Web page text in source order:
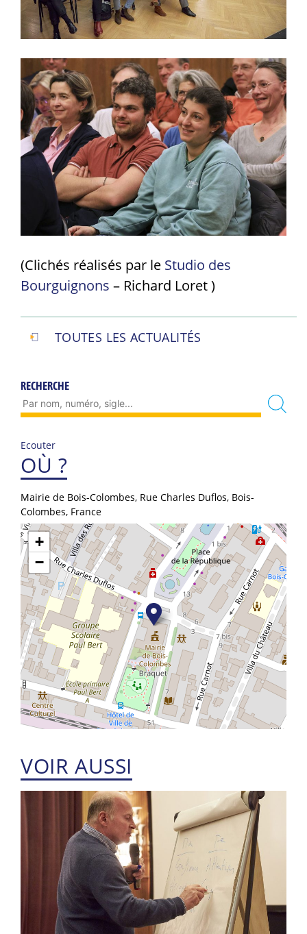
(Clichés réalisés par le Studio des
Bourguignons – Richard Loret )
TOUTES LES ACTUALITÉS
RECHERCHE
Ecouter
OÙ ?
Mairie de Bois-Colombes, Rue Charles Duflos, Bois-
Colombes, France
+
−
VOIR AUSSI